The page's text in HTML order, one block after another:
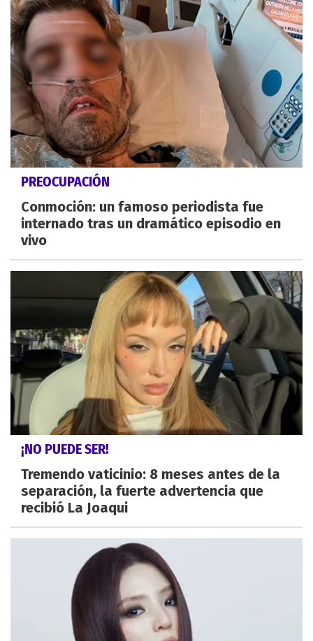
PREOCUPACIÓN
Conmoción: un famoso periodista fue
internado tras un dramático episodio en
vivo
¡NO PUEDE SER!
Tremendo vaticinio: 8 meses antes de la
separación, la fuerte advertencia que
recibió La Joaqui